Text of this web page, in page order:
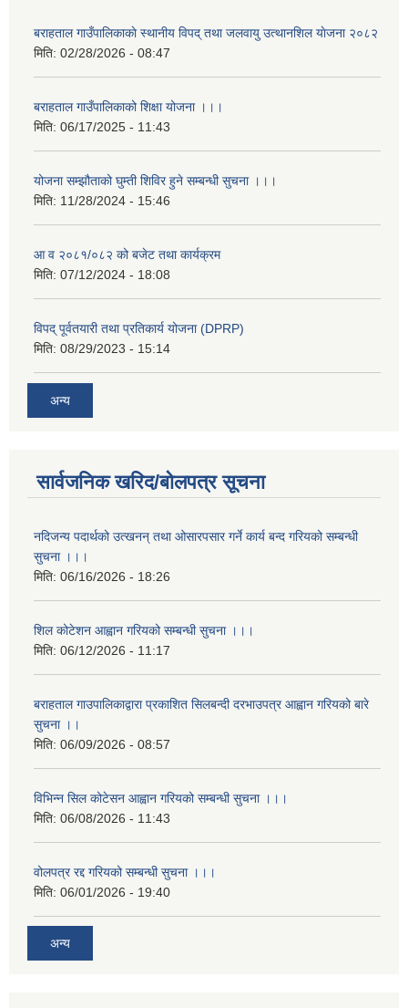
बराहताल गाउँपालिकाकाे स्थानीय विपद् तथा जलवायु उत्थानशिल याेजना २०८२
मिति: 02/28/2026 - 08:47
बराहताल गाउँपालिकाको शिक्षा योजना ।।।
मिति: 06/17/2025 - 11:43
योजना सम्झौताको घुम्ती शिविर हुने सम्बन्धी सुचना ।।।
मिति: 11/28/2024 - 15:46
आ व २०८१/०८२ को बजेट तथा कार्यक्रम
मिति: 07/12/2024 - 18:08
विपद् पूर्वतयारी तथा प्रतिकार्य योजना (DPRP)
मिति: 08/29/2023 - 15:14
अन्य
सार्वजनिक खरिद/बोलपत्र सूचना
नदिजन्य पदार्थको उत्खनन् तथा ओसारपसार गर्ने कार्य बन्द गरियको सम्बन्धी
सुचना ।।।
मिति: 06/16/2026 - 18:26
शिल कोटेशन आह्वान गरियको सम्बन्धी सुचना ।।।
मिति: 06/12/2026 - 11:17
बराहताल गाउपालिकाद्वारा प्रकाशित सिलबन्दी दरभाउपत्र आह्वान गरियको बारे
सुचना ।।
मिति: 06/09/2026 - 08:57
विभिन्न सिल कोटेसन आह्वान गरियको सम्बन्धी सुचना ।।।
मिति: 06/08/2026 - 11:43
वोलपत्र रद्द गरियको सम्बन्धी सुचना ।।।
मिति: 06/01/2026 - 19:40
अन्य